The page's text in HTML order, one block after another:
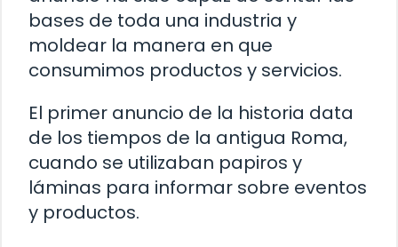
bases de toda una industria y
moldear la manera en que
consumimos productos y servicios.
El primer anuncio de la historia data
de los tiempos de la antigua Roma,
cuando se utilizaban papiros y
láminas para informar sobre eventos
y productos.